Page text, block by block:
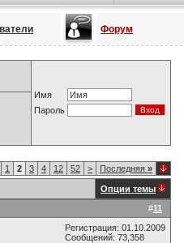
Форум
Имя
Пароль
1 2 3 4 12 52 > Последняя »
Опции темы
#11
Регистрация: 01.10.2009
Сообщений: 73,358